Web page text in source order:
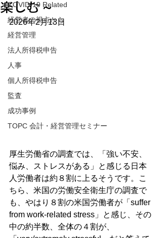
COVID-19 Related
経営者の視点から
経営管理
法人所得税申告
人事
個人所得税申告
監査
成功事例
TOPC 会計・経営管理セミナー
楽しむ ~
2026年2月13日
厚生労働省の調査では、「強い不安、
悩み、ストレスがある」と感じる日本
人労働者は約８割に上るそうです。こ
ちら、米国の労働安全衛生庁の調査で
も、やはり８割の米国労働者が「suffer
from work-related stress」と感じ、その
中の約半数、全体の４割が、